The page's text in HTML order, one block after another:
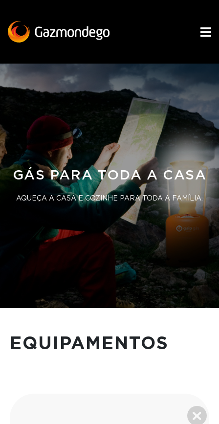
GÁS PARA TODA A CASA
AQUEÇA A CASA E COZINHE PARA TODA A FAMÍLIA.
EQUIPAMENTOS